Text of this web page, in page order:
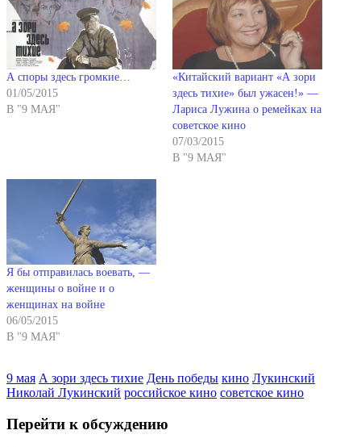
А споры здесь громкие…
01/05/2015
В "9 МАЯ"
«Китайский вариант «А зори
здесь тихие» был ужасен!» —
Лариса Лужина о ремейках на
советское кино
07/03/2015
В "9 МАЯ"
Я бы отправилась воевать, —
женщины о войне и о
женщинах на войне
06/05/2015
В "9 МАЯ"
9 мая А зори здесь тихие День победы кино Лукинский
Николай Лукинский российское кино советское кино
Перейти к обсуждению